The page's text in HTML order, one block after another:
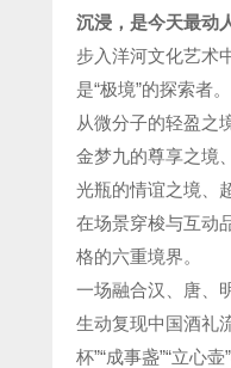
沉浸，是今天最动
步入洋河文化艺术
是“极境”的探索者。
从微分子的轻盈之
金梦九的尊享之境
光瓶的情谊之境
在场景穿梭与互动
格的六重境界。
一场融合汉、唐、
生动复现中国酒礼
杯”“成事盏”“立心